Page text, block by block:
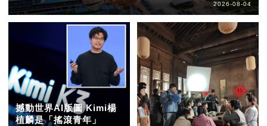
2026-08-04
撼動世界AI版圖 Kimi楊
植麟是「搖滾青年」